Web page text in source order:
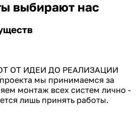
выбирают нас
ОТ ИДЕИ ДО РЕАЛИЗАЦИИ
мы принимаемся за
монтаж всех систем лично -
лишь принять работы.